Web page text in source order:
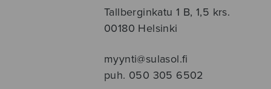
Tallberginkatu 1 B, 1,5 krs.
00180 Helsinki
myynti@sulasol.fi
puh. 050 305 6502